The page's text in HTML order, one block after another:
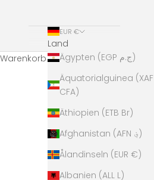
EUR €
Land
Ägypten (EGP ج.م)
Äquatorialguinea (XAF
CFA)
Äthiopien (ETB Br)
Afghanistan (AFN ؋)
Ålandinseln (EUR €)
Albanien (ALL L)
Warenkorb